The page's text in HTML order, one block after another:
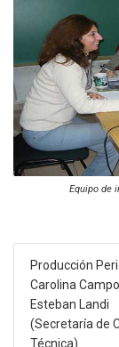
Equipo de
Producción
Carolina
Esteban Landi
(Secretaría de
Técnica)